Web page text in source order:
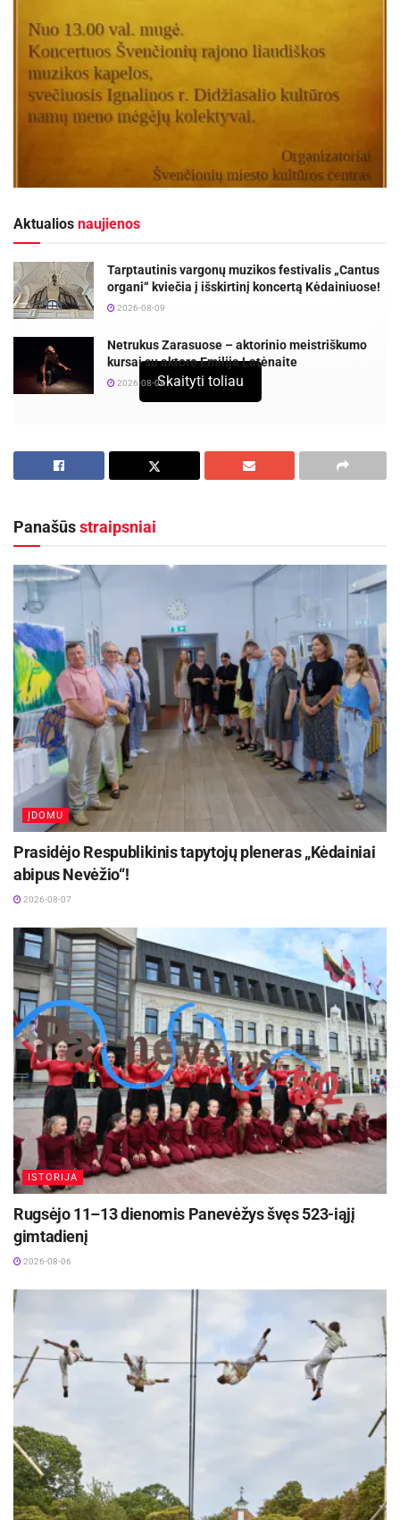
Aktualios naujienos
Tarptautinis vargonų muzikos festivalis „Cantus
organi“ kviečia į išskirtinį koncertą Kėdainiuose!
2026-08-09
Netrukus Zarasuose – aktorinio meistriškumo
kursai su aktore Emilija Latėnaite
2026-08-08Skaityti toliau
Panašūsstraipsniai
ĮDOMU
Prasidėjo Respublikinis tapytojų pleneras „Kėdainiai
abipus Nevėžio“!
2026-08-07
ISTORIJA
Rugsėjo 11–13 dienomis Panevėžys švęs 523-iąjį
gimtadienį
2026-08-06